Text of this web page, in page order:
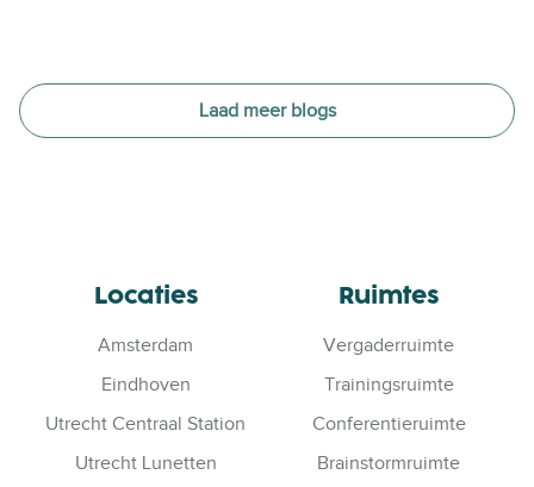
Laad meer blogs
Locaties
Amsterdam
Eindhoven
Utrecht Centraal Station
Utrecht Lunetten
Ruimtes
Vergaderruimte
Trainingsruimte
Conferentieruimte
Brainstormruimte